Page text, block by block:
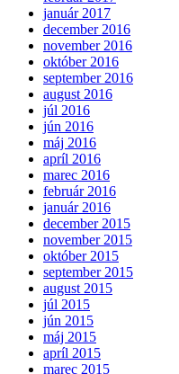
január 2017
december 2016
november 2016
október 2016
september 2016
august 2016
júl 2016
jún 2016
máj 2016
apríl 2016
marec 2016
február 2016
január 2016
december 2015
november 2015
október 2015
september 2015
august 2015
júl 2015
jún 2015
máj 2015
apríl 2015
marec 2015